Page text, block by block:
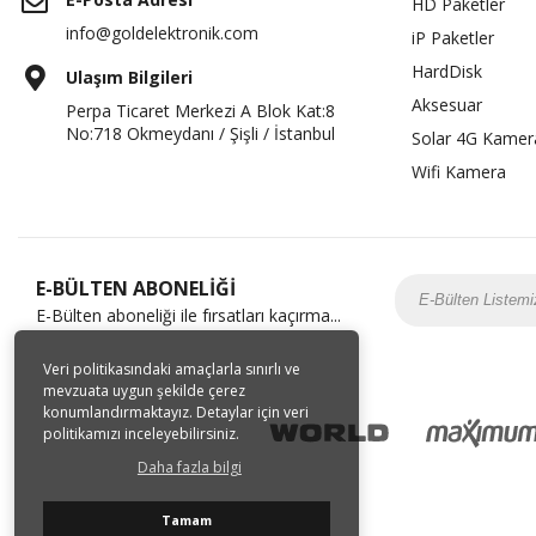
Veri politikasındaki amaçlarla sınırlı ve
mevzuata uygun şekilde çerez
konumlandırmaktayız. Detaylar için veri
politikamızı inceleyebilirsiniz.
Daha fazla bilgi
Tamam
info@goldelektronik.com
Ulaşım Bilgileri
Perpa Ticaret Merkezi A Blok Kat:8
No:718 Okmeydanı / Şişli / İstanbul
iP Paketler
HardDisk
Aksesuar
Solar 4G
Wifi Kamera
E-BÜLTEN ABONELİĞİ
E-Bülten aboneliği ile fırsatları kaçırma...